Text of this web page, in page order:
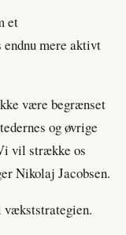
et
endnu mere aktivt
være begrænset
og øvrige
vil strække os
Nikolaj Jacobsen.
vækststrategien.